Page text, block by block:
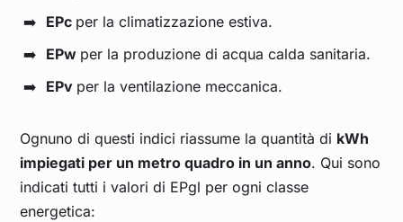
EPc per la climatizzazione estiva.
EPw per la produzione di acqua calda sanitaria.
EPv per la ventilazione meccanica.
Ognuno di questi indici riassume la quantità di kWh
impiegati per un metro quadro in un anno. Qui sono
indicati tutti i valori di EPgl per ogni classe
energetica: